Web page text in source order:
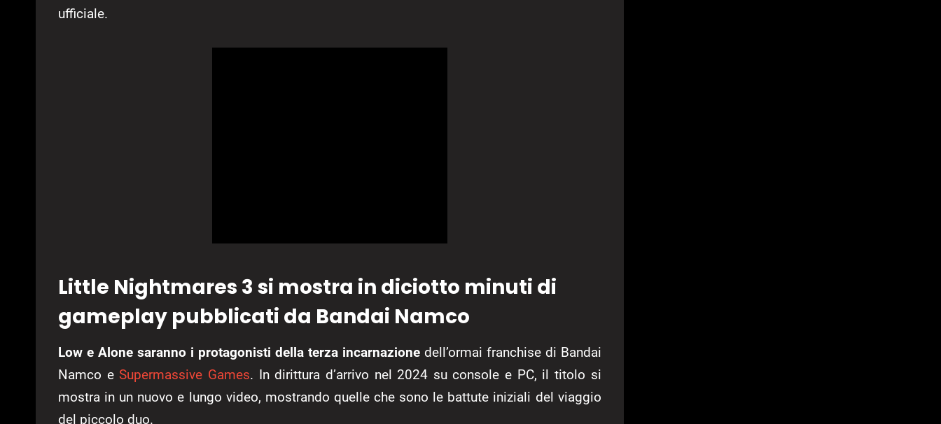
ufficiale.
Little Nightmares 3 si mostra in diciotto minuti di
gameplay pubblicati da Bandai Namco
Low e Alone saranno i protagonisti della terza incarnazionedell’ormai franchise di Bandai
Namco eSupermassive Games. In dirittura d’arrivo nel 2024 su console e PC, il titolo si
mostra in un nuovo e lungo video, mostrando quelle che sono le battute iniziali del viaggio
del piccolo duo.